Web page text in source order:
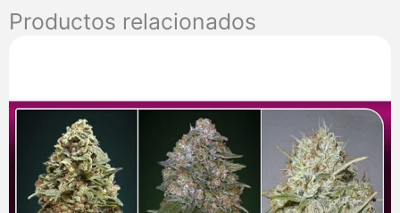
Sensible
cantidad
Productos relacionados